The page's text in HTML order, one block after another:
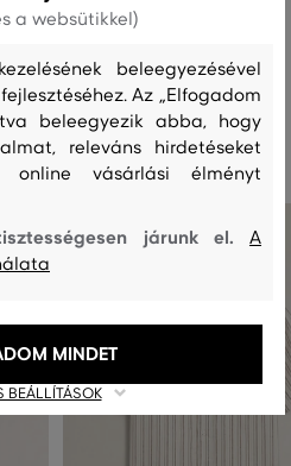
termékek
a websütikkel)
beleegyezésével
Az „Elfogadom
beleegyezik abba, hogy
releváns hirdetéseket
online vásárlási élményt
járunk el.A
BEÁLLÍTÁSOK
MINDET